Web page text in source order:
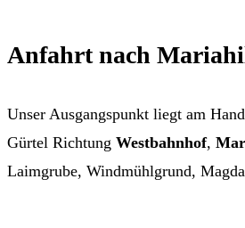
Anfahrt nach
Unser Ausgangspunkt liegt am
Gürtel Richtung Westbahnhof,
Laimgrube, Windmühlgrund,